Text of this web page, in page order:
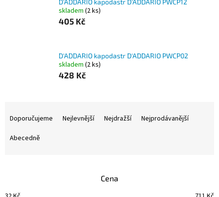
skladem (2 ks)
405 Kč
D'ADDARIO kapodastr D'ADDARIO PWCP02
skladem (2 ks)
428 Kč
o
Doporučujeme Nejlevnější Nejdražší
Nejprodávanější
Abecedně
Cena